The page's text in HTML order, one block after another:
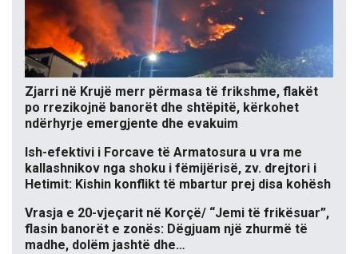
Zjarri në Krujë merr përmasa të frikshme, flakët
po rrezikojnë banorët dhe shtëpitë, kërkohet
ndërhyrje emergjente dhe evakuim
Ish-efektivi i Forcave të Armatosura u vra me
kallashnikov nga shoku i fëmijërisë, zv. drejtori i
Hetimit: Kishin konflikt të mbartur prej disa kohësh
Vrasja e 20-vjeçarit në Korçë/ “Jemi të frikësuar”,
flasin banorët e zonës: Dëgjuam një zhurmë të
madhe, dolëm jashtë dhe…